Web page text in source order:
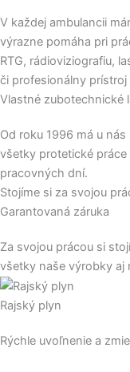
V každej ambulancii
výrazne pomáha pri
RTG, rádioviziografiu,
či profesionálny prístroj
Vlastné zubotechnické
Od roku 1996 má u
všetky protetické práce
pracovných dní.
Stojíme si za svojou
Garantovaná záruka
Za svojou prácou si
všetky naše výrobky aj
Rajský plyn
Rýchle uvoľnenie a